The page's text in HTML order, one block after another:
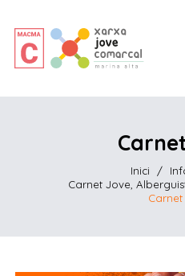
Inici /
Carnet Jove,